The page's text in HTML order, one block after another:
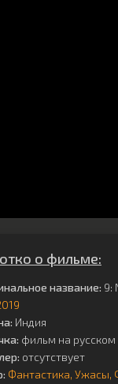
о фильме:
название: 9:
Индия
фильм на
отсутствует
Фантастика Ужасы